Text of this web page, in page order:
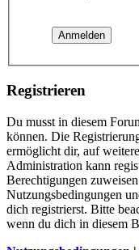
Registrieren
Du musst in diesem
können. Die
ermöglicht dir, auf
Administration kann
Berechtigungen
Nutzungsbedingungen
dich registrierst. Bitte
wenn du dich in diesem